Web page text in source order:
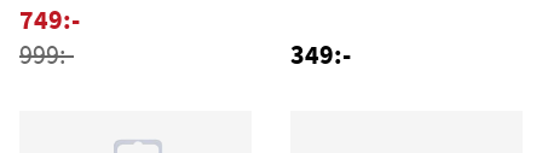
749:-
999:- 349:-